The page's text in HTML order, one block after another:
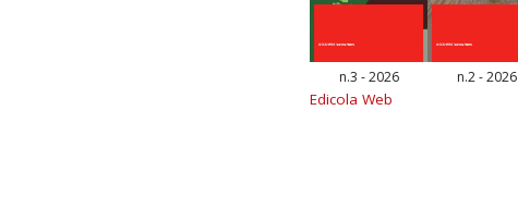
n.3 - 2026 n.2 - 2026
Edicola Web